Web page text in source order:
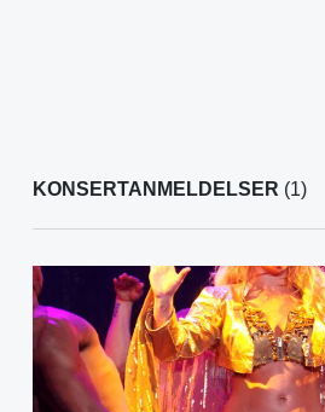
KONSERTANMELDELSER (1)